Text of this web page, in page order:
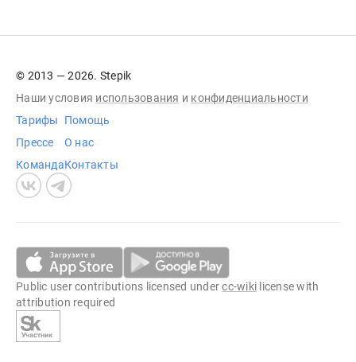
© 2013 — 2026. Stepik
Наши условия использования и конфиденциальности
Тарифы
Прессе
Команда
Помощь
О нас
Контакты
Public user contributions licensed undercc-wiki license with
attribution required